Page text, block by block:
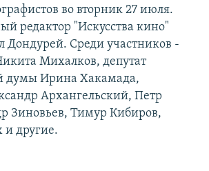
во вторник 27 июля.
редактор "Искусства кино"
Дондурей. Среди участников -
Михалков, депутат
думы Ирина Хакамада,
Архангельский, Петр
Зиновьев, Тимур Кибиров,
и другие.